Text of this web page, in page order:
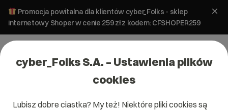
Promocja powitalna dla klientów cyber_Folks - sklep
internetowy Shoper w cenie 259 zł z kodem: CFSHOPER259
cyber_Folks S.A. – Ustawienia plików
cookies
Lubisz dobre ciastka? My też! Niektóre pliki cookies są